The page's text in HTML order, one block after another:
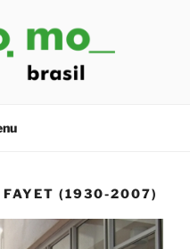
(1930-2007)